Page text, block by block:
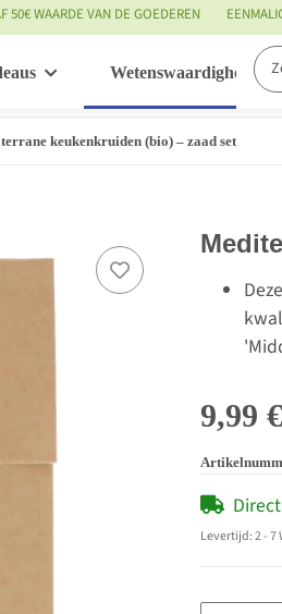
50€ WAARDE VAN DE GOEDEREN
Wetenswaardigheden
keukenkruiden (bio) – zaad set
9,99 €
Levertijd:2 - 7